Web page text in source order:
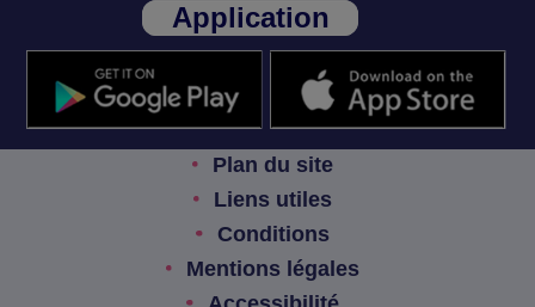
Application
Plan du site
Liens utiles
Conditions
Mentions légales